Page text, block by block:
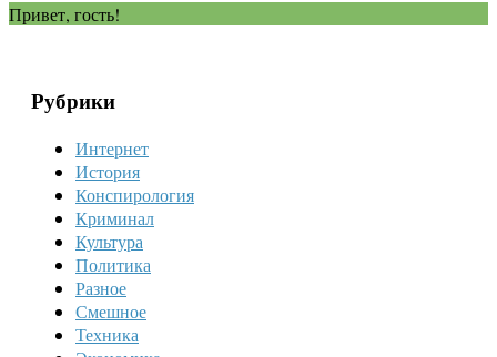
Привет, гость!
Рубрики
Интернет
История
Конспирология
Криминал
Культура
Политика
Разное
Смешное
Техника